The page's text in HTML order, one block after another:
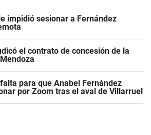
impidió sesionar a Fernández
el contrato de concesión de la
para que Anabel Fernández
por Zoom tras el aval de Villarruel